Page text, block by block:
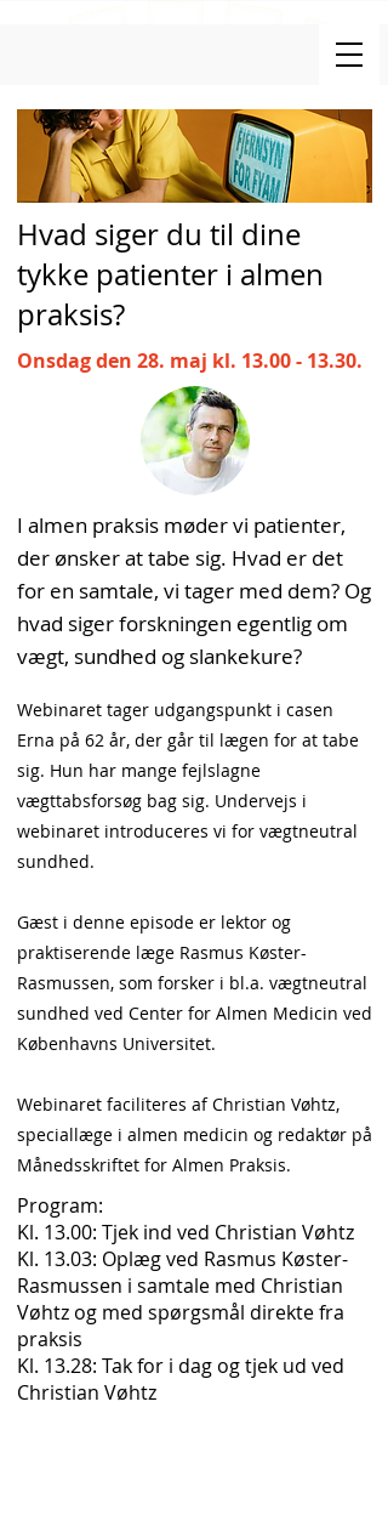
Hvad siger du til dine
tykke patienter i almen
praksis?
Onsdag den 28. maj kl. 13.00 - 13.30.
I almen praksis møder vi patienter,
der ønsker at tabe sig. Hvad er det
for en samtale, vi tager med dem? Og
hvad siger forskningen egentlig om
vægt, sundhed og slankekure?
Webinaret tager udgangspunkt i casen
Erna på 62 år, der går til lægen for at tabe
sig. Hun har mange fejlslagne
vægttabsforsøg bag sig. Undervejs i
webinaret introduceres vi for vægtneutral
sundhed.
Gæst i denne episode er lektor og
praktiserende læge Rasmus Køster-
Rasmussen, som forsker i bl.a. vægtneutral
sundhed ved Center for Almen Medicin ved
Københavns Universitet.
Webinaret faciliteres af Christian Vøhtz,
speciallæge i almen medicin og redaktør på
Månedsskriftet for Almen Praksis.
Program:
Kl. 13.00: Tjek ind ved Christian Vøhtz
Kl. 13.03: Oplæg ved Rasmus Køster-
Rasmussen i samtale med Christian
Vøhtz og med spørgsmål direkte fra
praksis
Kl. 13.28: Tak for i dag og tjek ud ved
Christian Vøhtz